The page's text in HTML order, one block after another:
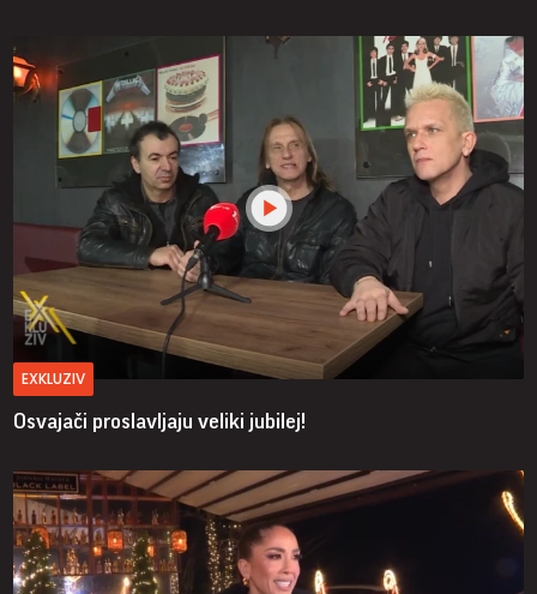
EXKLUZIV
Osvajači proslavljaju veliki jubilej!